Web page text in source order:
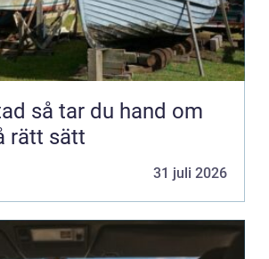
om
rätt sätt
31 juli 2026